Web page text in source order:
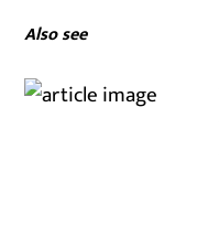
Also see